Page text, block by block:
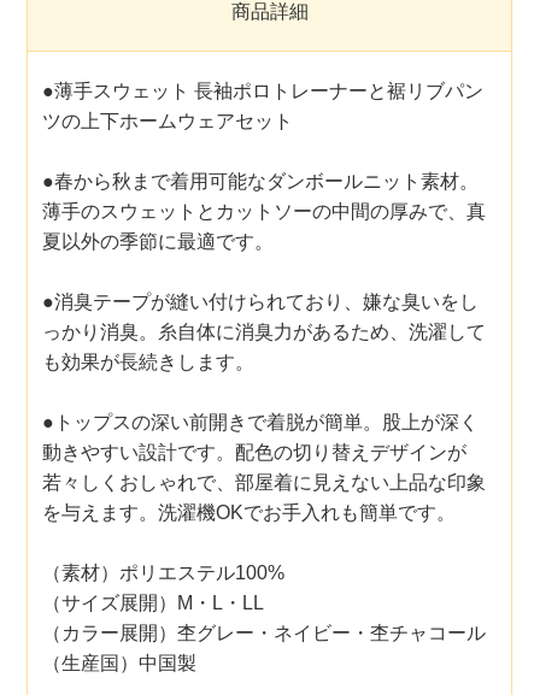
商品詳細
●薄手スウェット 長袖ポロトレーナーと裾リブパン
ツの上下ホームウェアセット
●春から秋まで着用可能なダンボールニット素材。
薄手のスウェットとカットソーの中間の厚みで、真
夏以外の季節に最適です。
●消臭テープが縫い付けられており、嫌な臭いをし
っかり消臭。糸自体に消臭力があるため、洗濯して
も効果が長続きします。
●トップスの深い前開きで着脱が簡単。股上が深く
動きやすい設計です。配色の切り替えデザインが
若々しくおしゃれで、部屋着に見えない上品な印象
を与えます。洗濯機OKでお手入れも簡単です。
（素材）ポリエステル100%
（サイズ展開）M・L・LL
（カラー展開）杢グレー・ネイビー・杢チャコール
（生産国）中国製